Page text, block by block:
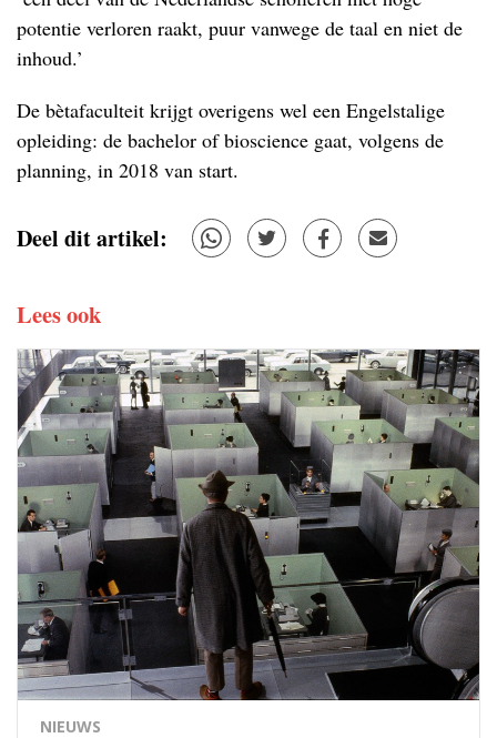
potentie verloren raakt, puur vanwege de taal en niet de
inhoud.’
De bètafaculteit krijgt overigens wel een Engelstalige
opleiding: de bachelor of bioscience gaat, volgens de
planning, in 2018 van start.
Deel dit artikel:
Lees ook
NIEUWS